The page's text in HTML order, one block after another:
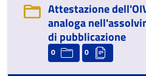
Attestazione
analoga
di pubblicazione
0 0